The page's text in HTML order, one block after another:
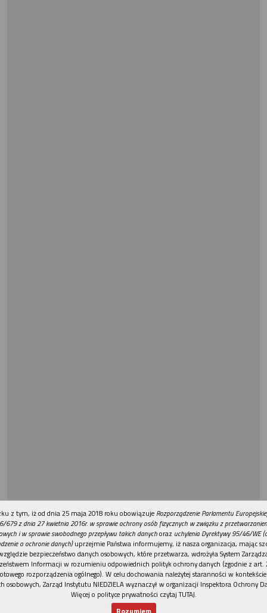
REKLAMA
z tym, iż od dnia 25 maja 2018 roku obowiązuje Rozporządzenie Parlamentu
679 z dnia 27 kwietnia 2016r. w sprawie ochrony osób fizycznych w związku z
i w sprawie swobodnego przepływu takich danychoraz uchylenia Dyrektywy 95/46/WE
o ochronie danych)uprzejmie Państwa informujemy, iż nasza organizacja, mając
bezpieczeństwo danych osobowych, które przetwarza, wdrożyła System
Informacji w rozumieniu odpowiednich polityk ochrony danych (zgodnie z art.
rozporządzenia ogólnego). W celu dochowania należytej staranności w
osobowych, Zarząd Instytutu NIEDZIELA wyznaczył w organizacji Inspektora Ochrony
Więcej o polityce prywatności czytaj TUTAJ.
Rozumiem